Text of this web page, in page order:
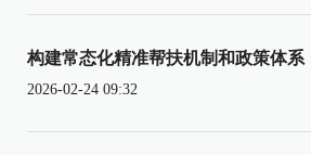
构建常态化精准帮扶机制和政策体系
2026-02-24 09:32